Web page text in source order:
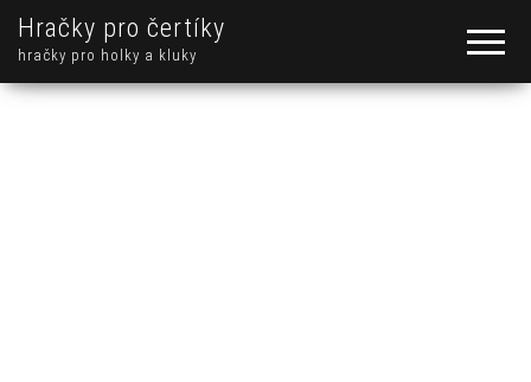
Hračky pro čertíky
hračky pro holky a kluky